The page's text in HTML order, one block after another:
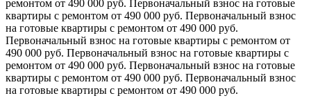
ремонтом от 490 000 руб. Первоначальный взнос на готовые
квартиры с ремонтом от 490 000 руб. Первоначальный взнос
на готовые квартиры с ремонтом от 490 000 руб.
Первоначальный взнос на готовые квартиры с ремонтом от
490 000 руб. Первоначальный взнос на готовые квартиры с
ремонтом от 490 000 руб. Первоначальный взнос на готовые
квартиры с ремонтом от 490 000 руб. Первоначальный взнос
на готовые квартиры с ремонтом от 490 000 руб.